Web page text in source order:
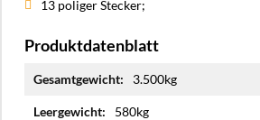
13 poliger Stecker;
Produktdatenblatt
Informationen
3.500kg
580kg